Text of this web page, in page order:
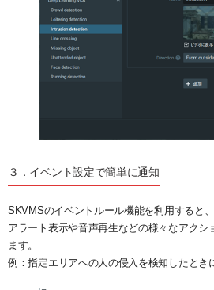
３．イベント設定で簡単に通知
SKVMSのイベントルール機能を利用すると
アラート表示や音声再生などの様々なアクシ
ます。
例：指定エリアへの人の侵入を検知したとき